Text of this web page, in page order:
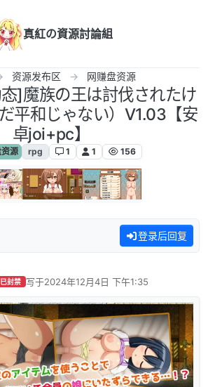
真紅の資源討論組
资源发布区 网赚盘资源
]魔族の王は討伐されたけ
平和じゃない）V1.03【安
卓joi+pc】
资源 rpg 1 1 156
登录后回复
已封禁 写于2024年12月4日 下午1:35
最后由 编辑